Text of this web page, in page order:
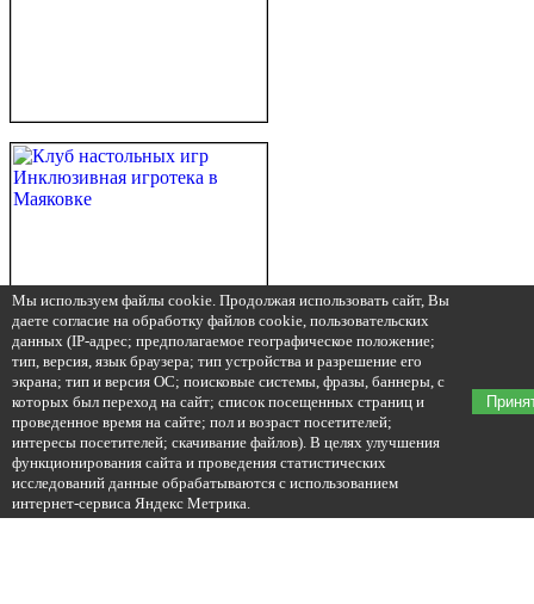
Мы используем файлы cookie. Продолжая использовать сайт, Вы
даете согласие на обработку файлов cookie, пользовательских
данных (IP-адрес; предполагаемое географическое положение;
тип, версия, язык браузера; тип устройства и разрешение его
экрана; тип и версия ОС; поисковые системы, фразы, баннеры, с
которых был переход на сайт; список посещенных страниц и
проведенное время на сайте; пол и возраст посетителей;
интересы посетителей; скачивание файлов). В целях улучшения
функционирования сайта и проведения статистических
исследований данные обрабатываются с использованием
интернет-сервиса Яндекс Метрика.